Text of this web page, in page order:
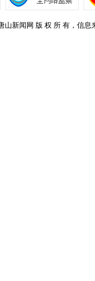
山新闻网 版 权 所 有，信